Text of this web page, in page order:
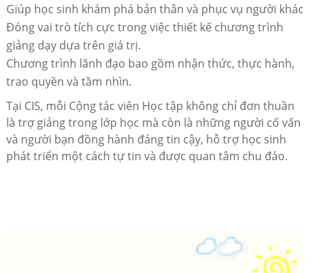
Giúp học sinh khám phá bản thân và phục vụ người khác
Đóng vai trò tích cực trong việc thiết kế chương trình
giảng dạy dựa trên giá trị.
Chương trình lãnh đạo bao gồm nhận thức, thực hành,
trao quyền và tầm nhìn.
Tại CIS, mỗi Cộng tác viên Học tập không chỉ đơn thuần
là trợ giảng trong lớp học mà còn là những người cố vấn
và người bạn đồng hành đáng tin cậy, hỗ trợ học sinh
phát triển một cách tự tin và được quan tâm chu đáo.